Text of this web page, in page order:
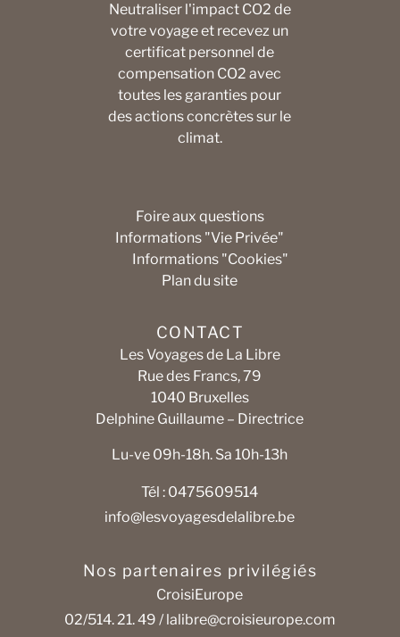
CONTACT
Les Voyages de La Libre
Rue des Francs, 79
1040 Bruxelles
Delphine Guillaume – Directrice
Lu-ve 09h-18h. Sa 10h-13h
Tél : 0475609514
info@lesvoyagesdelalibre.be
Nos partenaires privilégiés
CroisiEurope
02/514. 21. 49 / lalibre@croisieurope.com
Neutraliser l'impact CO2 de
votre voyage et recevez un
certificat personnel de
compensation CO2 avec
toutes les garanties pour
des actions concrètes sur le
climat.
Foire aux questions
Informations "Vie Privée"
Informations "Cookies"
Plan du site